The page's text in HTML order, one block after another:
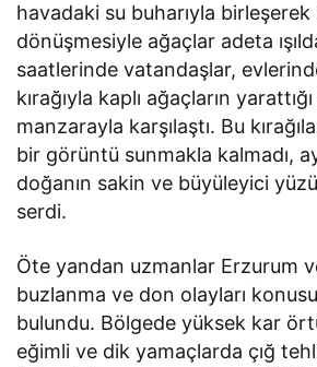
havadaki su buharıyla birleşerek
dönüşmesiyle ağaçlar adeta
saatlerinde vatandaşlar,
kırağıyla kaplı ağaçların
manzarayla karşılaştı. Bu
bir görüntü sunmakla kalmadı,
doğanın sakin ve büyüleyici
serdi.
Öte yandan uzmanlar Erzurum
buzlanma ve don olayları
bulundu. Bölgede yüksek kar
eğimli ve dik yamaçlarda çığ